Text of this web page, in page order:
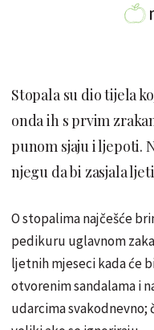
Stopala su dio tijela
onda ih s prvim
punom sjaju i ljepoti.
njegu da bi zasjala
O stopalima najčešće
pedikuru uglavnom
ljetnih mjeseci kada će
otvorenim sandalama i
udarcima